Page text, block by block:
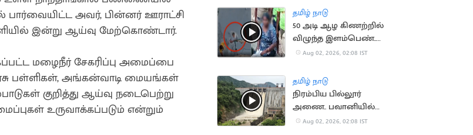
பார்வையிட்ட அவர், பின்னர் ஊராட்சி
இன்று ஆய்வு மேற்கொண்டார்.
மழைநீர் சேகரிப்பு அமைப்பை
பள்ளிகள், அங்கன்வாடி மையங்கள்
குறித்து ஆய்வு நடைபெற்று
உருவாக்கப்படும் என்றும்
தமிழ் நாடு
50 அடி ஆழ கிணற்றில்
விழுந்த இளம்பெண்..
பத்திரமாக மீட்ட
Aug 02, 2026, 02:08 IST
தமிழ் நாடு
நிரம்பிய பில்லூர்
அணை.. பவானியில்
வெள்ள அபாய
Aug 02, 2026, 02:08 IST